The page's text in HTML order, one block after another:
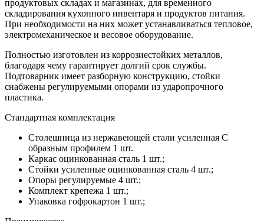
продуктовых складах и магазинах, для временного
складирования кухонного инвентаря и продуктов питания.
При необходимости на них может устанавливаться тепловое,
электромеханическое и весовое оборудование.
Полностью изготовлен из коррозиестойких металлов,
благодаря чему гарантирует долгий срок службы.
Подтоварник имеет разборную конструкцию, стойки
снабжены регулируемыми опорами из ударопрочного
пластика.
Стандартная комплектация
Столешница из нержавеющей стали усиленная С
образным профилем 1 шт.
Каркас оцинкованная сталь 1 шт.;
Стойки усиленные оцинкованная сталь 4 шт.;
Опоры регулируемые 4 шт.;
Комплект крепежа 1 шт.;
Упаковка гофрокартон 1 шт.;